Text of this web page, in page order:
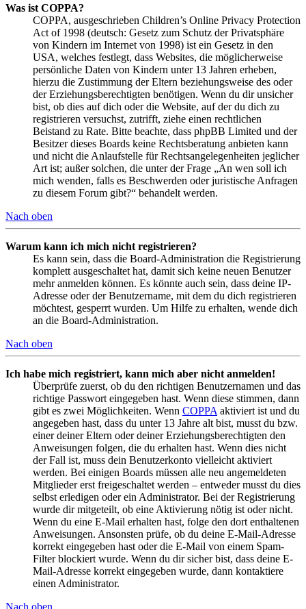
Was ist COPPA?
COPPA, ausgeschrieben Children’s Online Privacy Protection
Act of 1998 (deutsch: Gesetz zum Schutz der Privatsphäre
von Kindern im Internet von 1998) ist ein Gesetz in den
USA, welches festlegt, dass Websites, die möglicherweise
persönliche Daten von Kindern unter 13 Jahren erheben,
hierzu die Zustimmung der Eltern beziehungsweise des oder
der Erziehungsberechtigten benötigen. Wenn du dir unsicher
bist, ob dies auf dich oder die Website, auf der du dich zu
registrieren versuchst, zutrifft, ziehe einen rechtlichen
Beistand zu Rate. Bitte beachte, dass phpBB Limited und der
Besitzer dieses Boards keine Rechtsberatung anbieten kann
und nicht die Anlaufstelle für Rechtsangelegenheiten jeglicher
Art ist; außer solchen, die unter der Frage „An wen soll ich
mich wenden, falls es Beschwerden oder juristische Anfragen
zu diesem Forum gibt?“ behandelt werden.
Nach oben
Warum kann ich mich nicht registrieren?
Es kann sein, dass die Board-Administration die Registrierung
komplett ausgeschaltet hat, damit sich keine neuen Benutzer
mehr anmelden können. Es könnte auch sein, dass deine IP-
Adresse oder der Benutzername, mit dem du dich registrieren
möchtest, gesperrt wurden. Um Hilfe zu erhalten, wende dich
an die Board-Administration.
Nach oben
Ich habe mich registriert, kann mich aber nicht anmelden!
Überprüfe zuerst, ob du den richtigen Benutzernamen und das
richtige Passwort eingegeben hast. Wenn diese stimmen, dann
gibt es zwei Möglichkeiten. Wenn COPPA aktiviert ist und du
angegeben hast, dass du unter 13 Jahre alt bist, musst du bzw.
einer deiner Eltern oder deiner Erziehungsberechtigten den
Anweisungen folgen, die du erhalten hast. Wenn dies nicht
der Fall ist, muss dein Benutzerkonto vielleicht aktiviert
werden. Bei einigen Boards müssen alle neu angemeldeten
Mitglieder erst freigeschaltet werden – entweder musst du dies
selbst erledigen oder ein Administrator. Bei der Registrierung
wurde dir mitgeteilt, ob eine Aktivierung nötig ist oder nicht.
Wenn du eine E-Mail erhalten hast, folge den dort enthaltenen
Anweisungen. Ansonsten prüfe, ob du deine E-Mail-Adresse
korrekt eingegeben hast oder die E-Mail von einem Spam-
Filter blockiert wurde. Wenn du dir sicher bist, dass deine E-
Mail-Adresse korrekt eingegeben wurde, dann kontaktiere
einen Administrator.
Nach oben